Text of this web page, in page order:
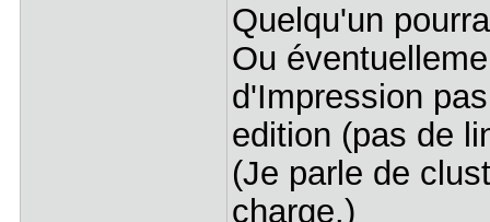
Quelqu'un
Ou
d'Impression
edition (pas de
(Je parle de
charge.)